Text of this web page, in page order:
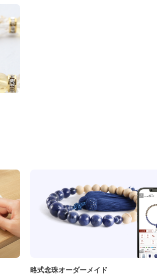
略式念珠オーダーメイド